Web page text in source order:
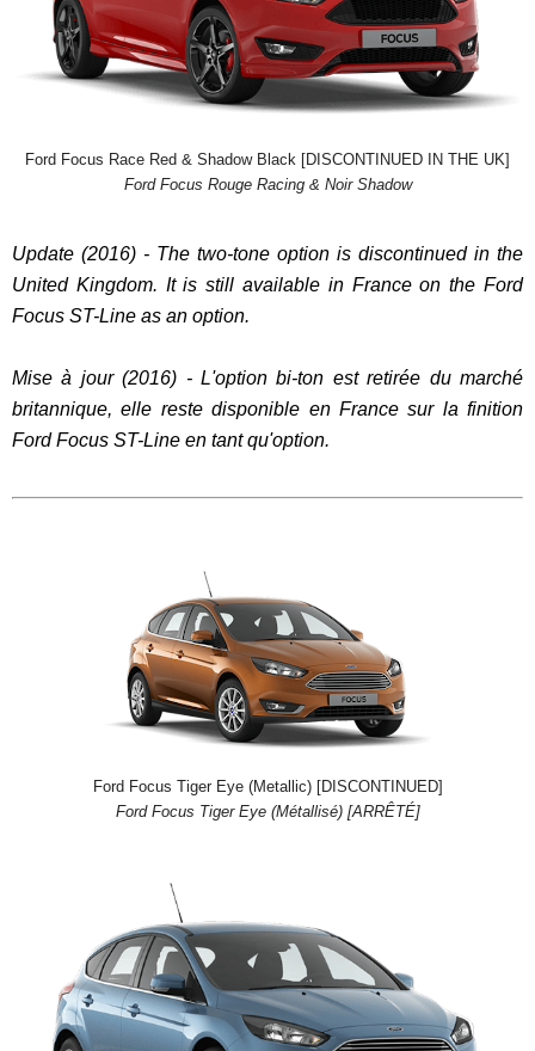
Ford Focus Race Red & Shadow Black [DISCONTINUED IN THE UK]
Ford Focus Rouge Racing & Noir Shadow
Update (2016) - The two-tone option is discontinued in the
United Kingdom. It is still available in France on the Ford
Focus ST-Line as an option.
Mise à jour (2016) - L'option bi-ton est retirée du marché
britannique, elle reste disponible en France sur la finition
Ford Focus ST-Line en tant qu'option.
Ford Focus Tiger Eye (Metallic) [DISCONTINUED]
Ford Focus Tiger Eye (Métallisé) [ARRÊTÉ]